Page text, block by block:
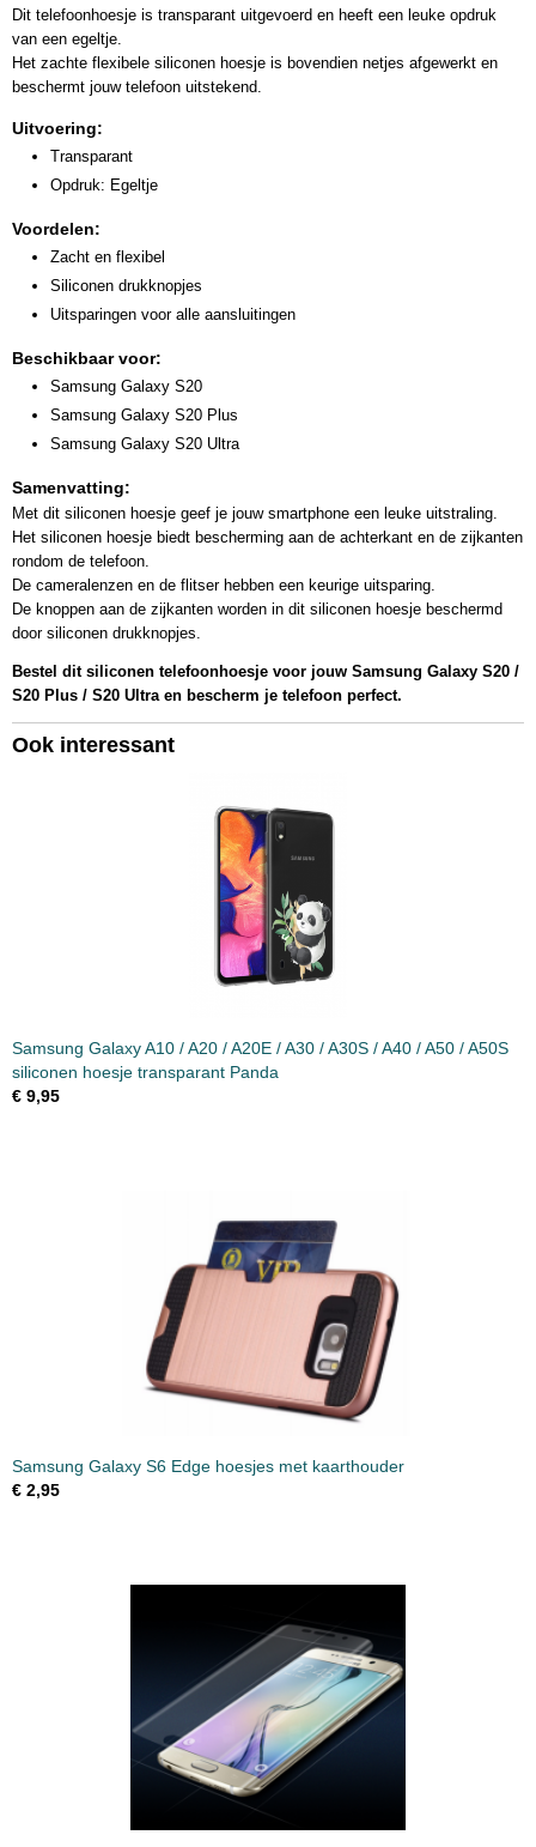
Dit telefoonhoesje is transparant uitgevoerd en heeft een leuke opdruk
van een egeltje.
Het zachte flexibele siliconen hoesje is bovendien netjes afgewerkt en
beschermt jouw telefoon uitstekend.
Uitvoering:
Transparant
Opdruk: Egeltje
Voordelen:
Zacht en flexibel
Siliconen drukknopjes
Uitsparingen voor alle aansluitingen
Beschikbaar voor:
Samsung Galaxy S20
Samsung Galaxy S20 Plus
Samsung Galaxy S20 Ultra
Samenvatting:
Met dit siliconen hoesje geef je jouw smartphone een leuke uitstraling.
Het siliconen hoesje biedt bescherming aan de achterkant en de zijkanten
rondom de telefoon.
De cameralenzen en de flitser hebben een keurige uitsparing.
De knoppen aan de zijkanten worden in dit siliconen hoesje beschermd
door siliconen drukknopjes.
Bestel dit siliconen telefoonhoesje voor jouw Samsung Galaxy S20 /
S20 Plus / S20 Ultra en bescherm je telefoon perfect.
Ook interessant
Samsung Galaxy A10 / A20 / A20E / A30 / A30S / A40 / A50 / A50S
siliconen hoesje transparant Panda
€ 9,95
Samsung Galaxy S6 Edge hoesjes met kaarthouder
€ 2,95